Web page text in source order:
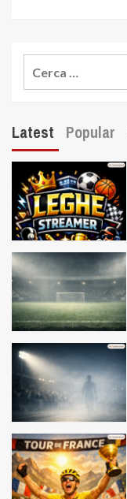
Latest Popular